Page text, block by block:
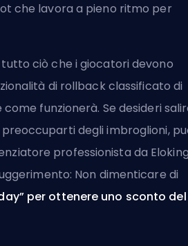
che lavora a pieno ritmo per
ciò che i giocatori devono
di rollback classificato di
funzionerà. Se desideri
degli imbroglioni,
professionista da
Non dimenticare di
per ottenere uno sconto del